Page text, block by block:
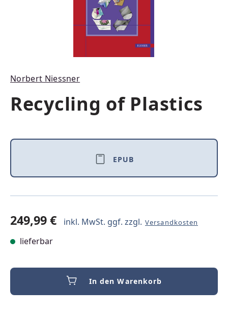
Norbert Niessner
Recycling of Plastics
EPUB
249,99 € inkl. MwSt. ggf. zzgl. Versandkosten
lieferbar
In den Warenkorb